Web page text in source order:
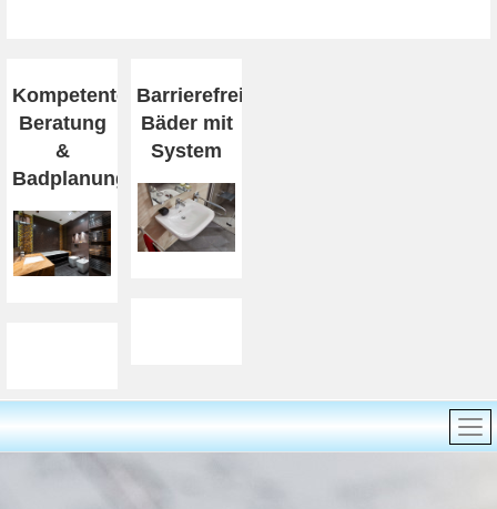
Kompetente
Beratung
&
Badplanung
Barrierefreiheit
Bäder mit
System